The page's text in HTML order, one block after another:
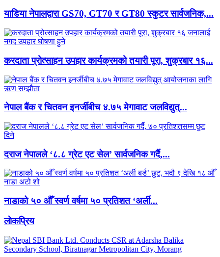
याडिया नेपालद्वारा GS70, GT70 र GT80 स्कुटर सार्वजनिक,...
करदाता प्रोत्साहन उपहार कार्यक्रमको तयारी पूरा, शुक्रबार १६...
नेपाल बैंक र चितवन इनर्जीबीच ४.७५ मेगावाट जलविद्युत्...
दराज नेपालले ‘८.८ ग्रेट एट सेल’ सार्वजनिक गर्दै,...
नाडाको ५० औँ स्वर्ण वर्षमा ५० प्रतिशत ‘अर्ली...
लाेकप्रिय